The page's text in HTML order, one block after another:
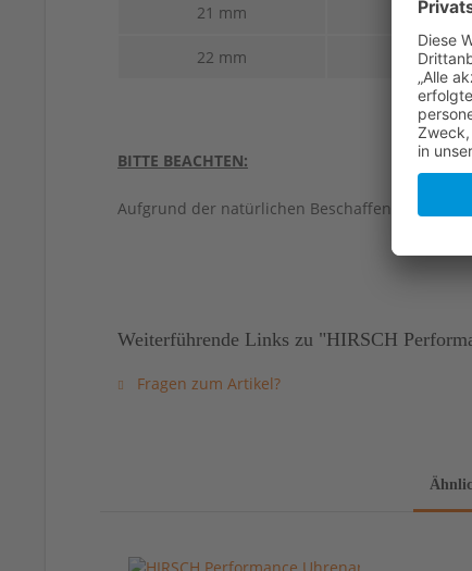
21 mm 20 mm
22 mm 20 mm
BITTE BEACHTEN:
Aufgrund der natürlichen Beschaffenheit von
Weiterführende Links zu "HIRSCH
Fragen zum Artikel?